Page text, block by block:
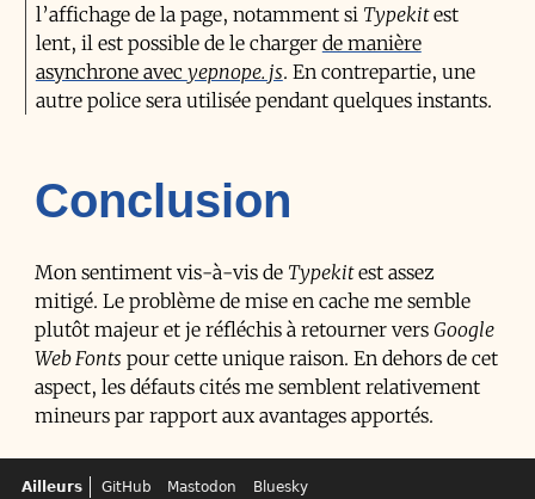
l’affichage de la page, notamment si Typekitest
lent, il est possible de le charger de manière
asynchrone avec yepnope.js. En contrepartie, une
autre police sera utilisée pendant quelques instants.
Conclusion
Mon sentiment vis-à-vis de Typekitest assez
mitigé. Le problème de mise en cache me semble
plutôt majeur et je réfléchis à retourner vers Google
Web Fontspour cette unique raison. En dehors de cet
aspect, les défauts cités me semblent relativement
mineurs par rapport aux avantages apportés.
Ailleurs GitHub Mastodon
Bluesky